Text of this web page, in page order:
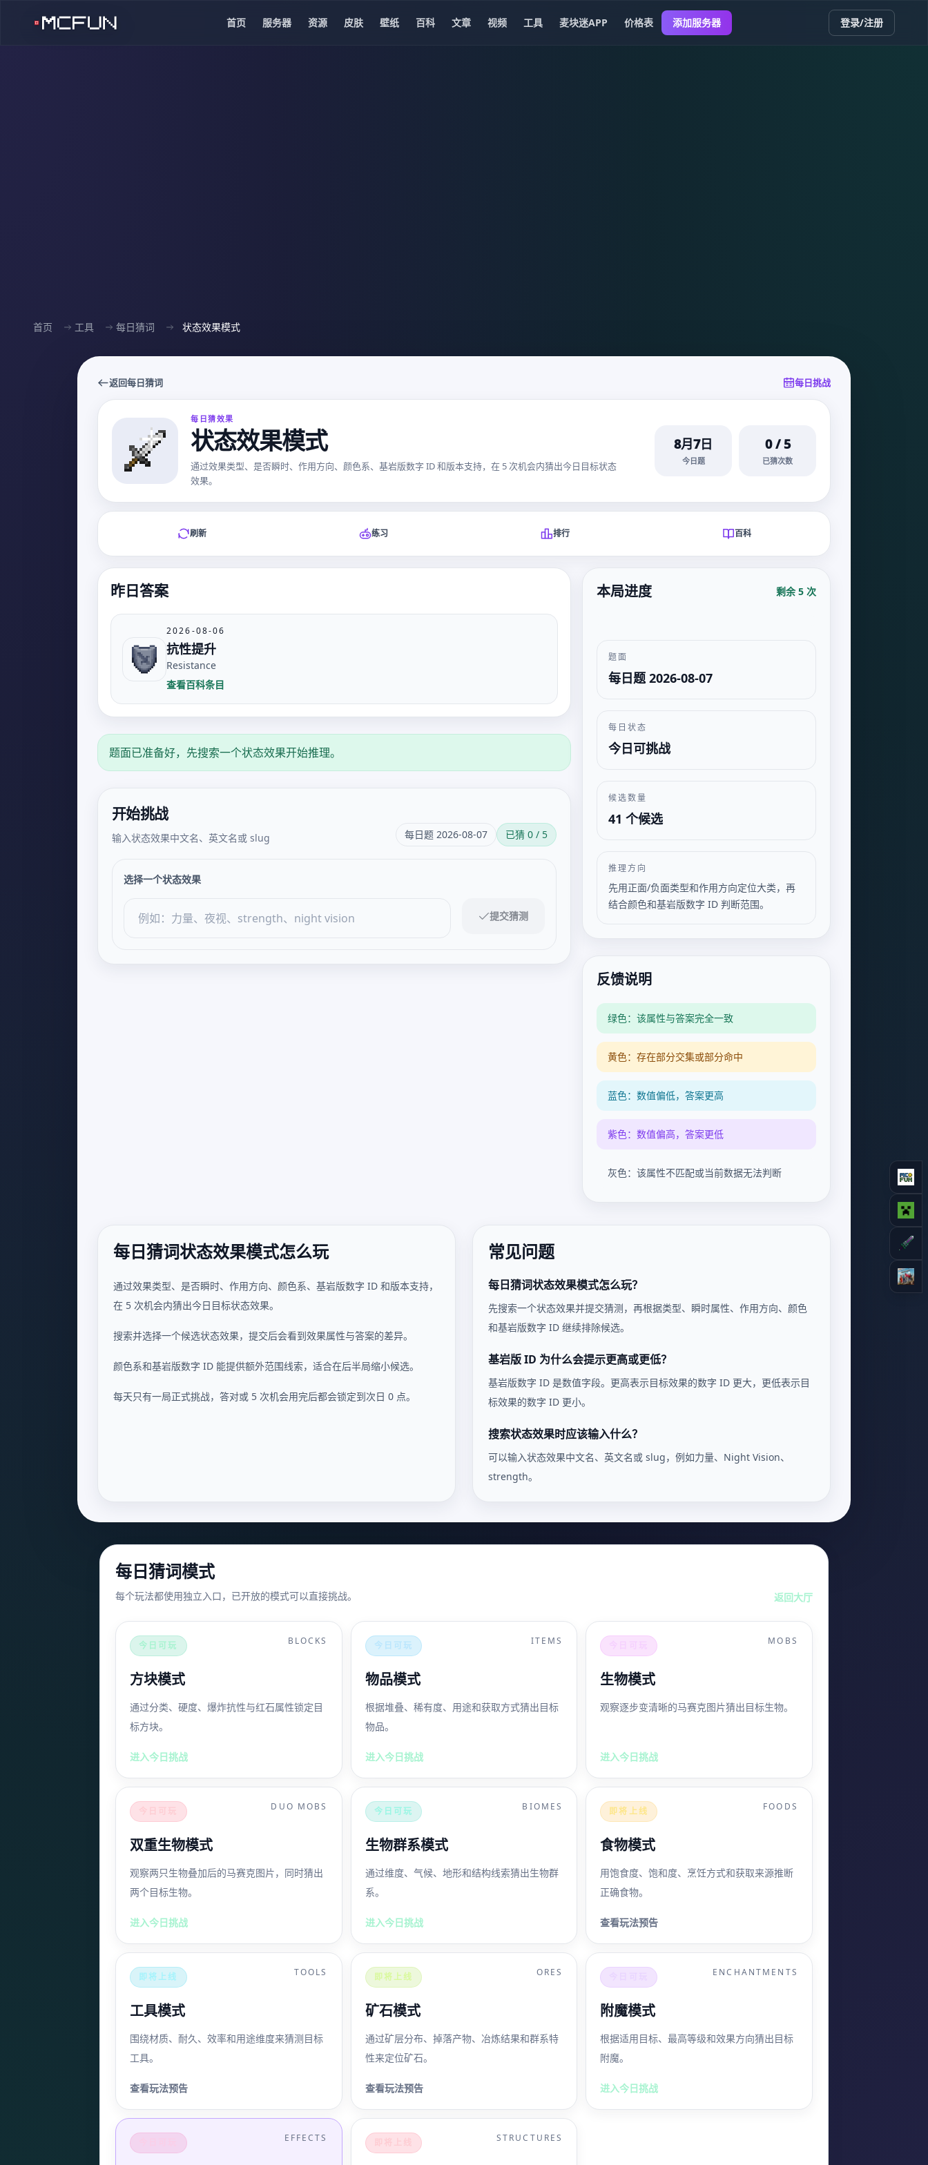
首页 服务器 资源 皮肤 壁纸 百科 文章 视频 工具 麦块迷APP 价格表 添加服务器 登录/注册
首页 工具 每日猜词 状态效果模式
返回每日猜词 每日挑战
每日猜效果
状态效果模式
通过效果类型、是否瞬时、作用方向、颜色系、基岩版数字 ID 和版本支持，在 5 次机会内猜出今日目标状态
效果。
8月7日
今日题
0/5
已猜次数
刷新 练习 排行 百科
昨日答案
2026-08-06
抗性提升
Resistance
查看百科条目
题面已准备好，先搜索一个状态效果开始推理。
开始挑战
输入状态效果中文名、英文名或 slug 每日题 2026-08-07 已猜 0 / 5
选择一个状态效果
提交猜测
本局进度 剩余 5 次
题面
每日题 2026-08-07
每日状态
今日可挑战
候选数量
41 个候选
推理方向
先用正面/负面类型和作用方向定位大类，再
结合颜色和基岩版数字 ID 判断范围。
反馈说明
绿色：该属性与答案完全一致
黄色：存在部分交集或部分命中
蓝色：数值偏低，答案更高
紫色：数值偏高，答案更低
灰色：该属性不匹配或当前数据无法判断
每日猜词状态效果模式怎么玩
通过效果类型、是否瞬时、作用方向、颜色系、基岩版数字 ID 和版本支持，
在 5 次机会内猜出今日目标状态效果。
搜索并选择一个候选状态效果，提交后会看到效果属性与答案的差异。
颜色系和基岩版数字 ID 能提供额外范围线索，适合在后半局缩小候选。
每天只有一局正式挑战，答对或 5 次机会用完后都会锁定到次日 0 点。
常见问题
每日猜词状态效果模式怎么玩？
先搜索一个状态效果并提交猜测，再根据类型、瞬时属性、作用方向、颜色
和基岩版数字 ID 继续排除候选。
基岩版 ID 为什么会提示更高或更低？
基岩版数字 ID 是数值字段。更高表示目标效果的数字 ID 更大，更低表示目
标效果的数字 ID 更小。
搜索状态效果时应该输入什么？
可以输入状态效果中文名、英文名或 slug，例如力量、Night Vision、
strength。
每日猜词模式
每个玩法都使用独立入口，已开放的模式可以直接挑战。 返回大厅
今日可玩 BLOCKS
方块模式
通过分类、硬度、爆炸抗性与红石属性锁定目
标方块。
进入今日挑战
今日可玩 ITEMS
物品模式
根据堆叠、稀有度、用途和获取方式猜出目标
物品。
进入今日挑战
MOBS
生物模式
观察逐步变清晰的马赛克图片猜出目标生物。
进入今日挑战
DUO MOBS
双重生物模式
观察两只生物叠加后的马赛克图片，同时猜出
两个目标生物。
进入今日挑战
今日可玩 BIOMES
生物群系模式
通过维度、气候、地形和结构线索猜出生物群
系。
进入今日挑战
即将上线 FOODS
食物模式
用饱食度、饱和度、烹饪方式和获取来源推断
正确食物。
查看玩法预告
即将上线 TOOLS
工具模式
围绕材质、耐久、效率和用途维度来猜测目标
工具。
查看玩法预告
即将上线 ORES
矿石模式
通过矿层分布、掉落产物、冶炼结果和群系特
性来定位矿石。
查看玩法预告
ENCHANTMENTS
附魔模式
根据适用目标、最高等级和效果方向猜出目标
附魔。
进入今日挑战
EFFECTS STRUCTURES